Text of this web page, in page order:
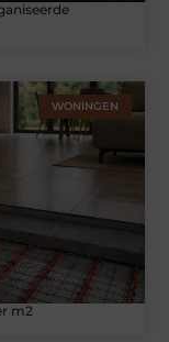
WONINGEN
m2